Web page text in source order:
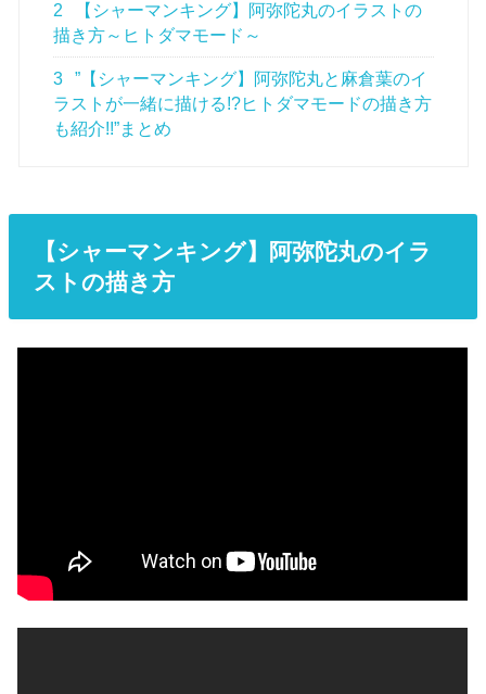
2
【シャーマンキング】阿弥陀丸のイラストの
描き方～ヒトダマモード～
3
”【シャーマンキング】阿弥陀丸と麻倉葉のイ
ラストが一緒に描ける!?ヒトダマモードの描き方
も紹介!!”まとめ
【シャーマンキング】阿弥陀丸のイラ
ストの描き方